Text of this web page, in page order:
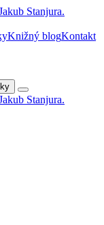
Knižný blogKontakt